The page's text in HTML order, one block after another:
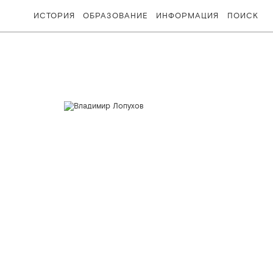
ИСТОРИЯ ОБРАЗОВАНИЕ ИНФОРМАЦИЯ ПОИСК